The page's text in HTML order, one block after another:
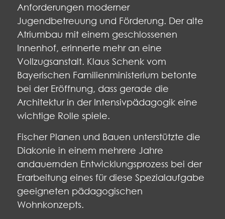
Anforderungen moderner
Jugendbetreuung und Förderung. Der alte
Atriumbau mit einem geschlossenen
Innenhof, erinnerte mehr an eine
Vollzugsanstalt. Klaus Schenk vom
Bayerischen Familienministerium betonte
bei der Eröffnung, dass gerade die
Architektur in der Intensivpädagogik eine
wichtige Rolle spiele.
Fischer Planen und Bauen unterstützte die
Diakonie in einem mehrere Jahre
andauernden Entwicklungsprozess bei der
Erarbeitung eines für diese Spezialaufgabe
geeigneten pädagogischen
Wohnkonzepts.